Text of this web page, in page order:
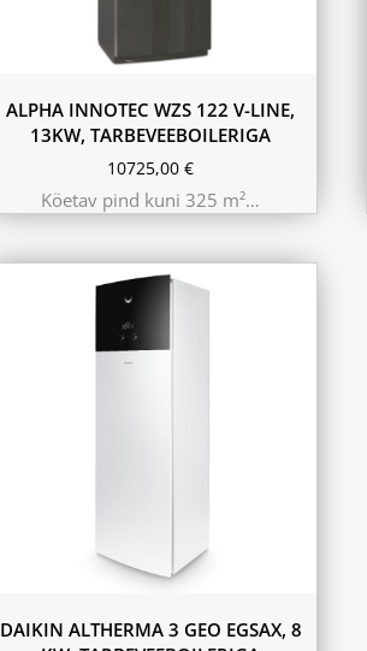
ALPHA INNOTEC WZS 122 V-LINE,
13KW, TARBEVEEBOILERIGA
10725,00€
Köetav pind kuni 325 m²…
DAIKIN ALTHERMA 3 GEO EGSAX, 8